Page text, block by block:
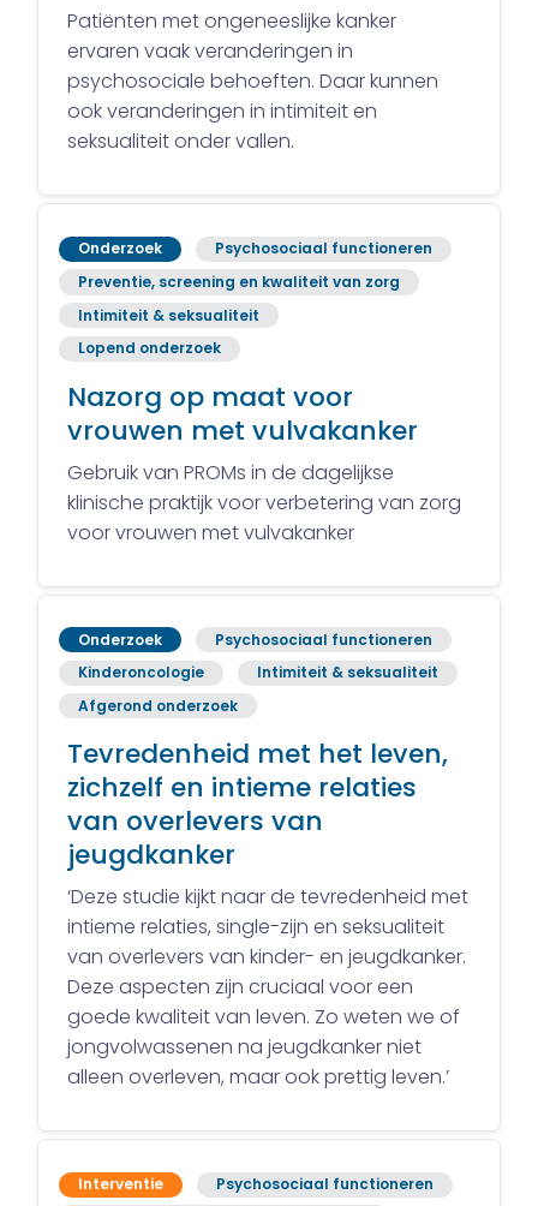
Patiënten met ongeneeslijke kanker
ervaren vaak veranderingen in
psychosociale behoeften. Daar kunnen
ook veranderingen in intimiteit en
seksualiteit onder vallen.
Onderzoek
Psychosociaal functioneren
Preventie, screening en kwaliteit van zorg
Intimiteit & seksualiteit
Lopend onderzoek
Nazorg op maat voor
vrouwen met vulvakanker
Gebruik van PROMs in de dagelijkse
klinische praktijk voor verbetering van zorg
voor vrouwen met vulvakanker
Onderzoek
Psychosociaal functioneren
Kinderoncologie
Intimiteit & seksualiteit
Afgerond onderzoek
Tevredenheid met het leven,
zichzelf en intieme relaties
van overlevers van
jeugdkanker
‘Deze studie kijkt naar de tevredenheid met
intieme relaties, single-zijn en seksualiteit
van overlevers van kinder- en jeugdkanker.
Deze aspecten zijn cruciaal voor een
goede kwaliteit van leven. Zo weten we of
jongvolwassenen na jeugdkanker niet
alleen overleven, maar ook prettig leven.’
Interventie
Psychosociaal functioneren